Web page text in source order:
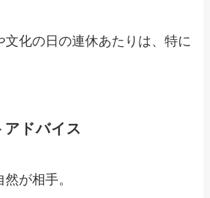
文化の日の連休あたりは、特に
ドバイス
が相手。